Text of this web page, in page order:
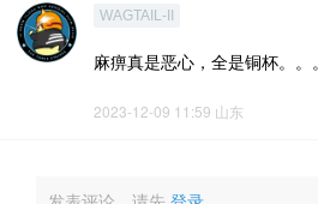
WAGTAIL-II
麻痹真是恶心，全是铜杯。。。
2023-12-09 11:59 山东